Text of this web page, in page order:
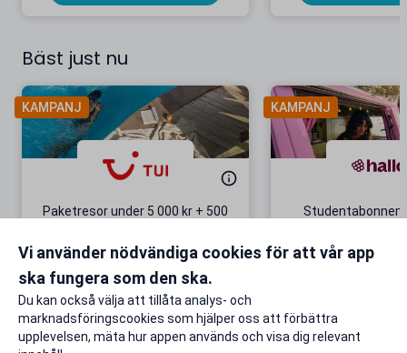
Bäst just nu
KAMPANJ
Paketresor under 5 000 kr + 500
Gäller även på redan prissänkta
Till rabatten
KAMPANJ
+ 20 GB
Vi använder nödvändiga cookies för att vår app
ska fungera som den ska.
Du kan också välja att tillåta analys- och
marknadsföringscookies som hjälper oss att förbättra
upplevelsen, mäta hur appen används och visa dig relevant